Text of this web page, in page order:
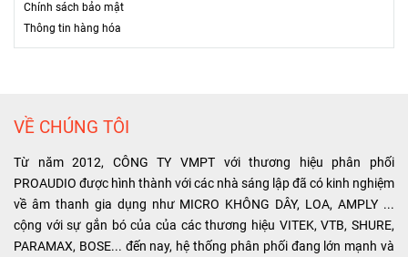
Chính sách bảo mật
Thông tin hàng hóa
VỀ CHÚNG TÔI
Từ năm 2012, CÔNG TY VMPT với thương hiệu phân phối
PROAUDIO được hình thành với các nhà sáng lập đã có kinh nghiệm
về âm thanh gia dụng như MICRO KHÔNG DÂY, LOA, AMPLY ...
cộng với sự gắn bó của của các thương hiệu VITEK, VTB, SHURE,
PARAMAX, BOSE... đến nay, hệ thống phân phối đang lớn mạnh và